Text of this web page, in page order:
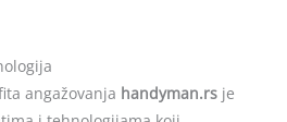
angažovanja handyman.rs je